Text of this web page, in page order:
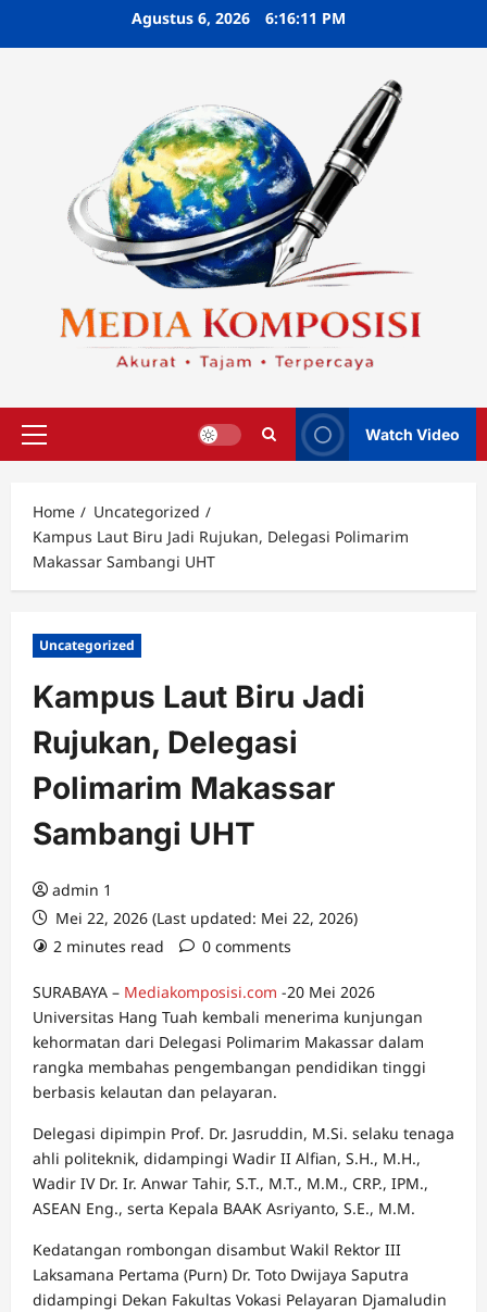
Agustus 6, 2026 6:16:12 PM
Primary
Watch Video
Home
Uncategorized
Kampus Laut Biru Jadi Rujukan, Delegasi Polimarim
Makassar Sambangi UHT
Uncategorized
Kampus Laut Biru Jadi
Rujukan, Delegasi
Polimarim Makassar
Sambangi UHT
admin 1
Mei 22, 2026 (Last updated: Mei 22, 2026)
2 minutes read
0 comments
SURABAYA – Mediakomposisi.com -20 Mei 2026
Universitas Hang Tuah kembali menerima kunjungan
kehormatan dari Delegasi Polimarim Makassar dalam
rangka membahas pengembangan pendidikan tinggi
berbasis kelautan dan pelayaran.
Delegasi dipimpin Prof. Dr. Jasruddin, M.Si. selaku tenaga
ahli politeknik, didampingi Wadir II Alfian, S.H., M.H.,
Wadir IV Dr. Ir. Anwar Tahir, S.T., M.T., M.M., CRP., IPM.,
ASEAN Eng., serta Kepala BAAK Asriyanto, S.E., M.M.
Kedatangan rombongan disambut Wakil Rektor III
Laksamana Pertama (Purn) Dr. Toto Dwijaya Saputra
didampingi Dekan Fakultas Vokasi Pelayaran Djamaludin